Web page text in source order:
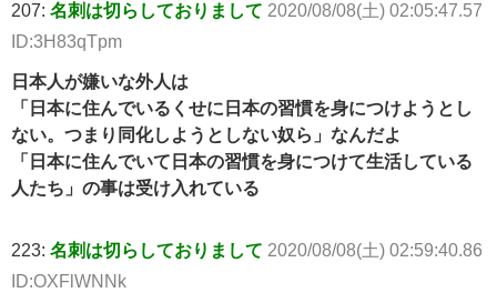
207: 名刺は切らしておりまして 2020/08/08(土) 02:05:47.57
ID:3H83qTpm
日本人が嫌いな外人は
「日本に住んでいるくせに日本の習慣を身につけようとし
ない。つまり同化しようとしない奴ら」なんだよ
「日本に住んでいて日本の習慣を身につけて生活している
人たち」の事は受け入れている
223: 名刺は切らしておりまして 2020/08/08(土) 02:59:40.86
ID:OXFlWNNk